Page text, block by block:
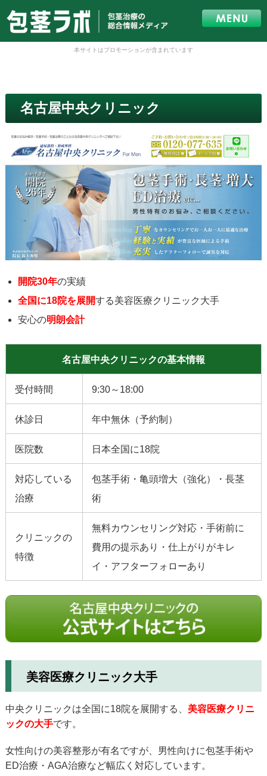
本サイトはプロモーションが含まれています
名古屋中央クリニック
開院30年の実績
全国に18院を展開する美容医療クリニック大手
安心の明朗会計
名古屋中央クリニックの基本情報
受付時間 9:30～18:00
休診日 年中無休（予約制）
医院数 日本全国に18院
対応している
治療
包茎手術・亀頭増大（強化）・長茎
術
クリニックの
特徴
無料カウンセリング対応・手術前に
費用の提示あり・仕上がりがキレ
イ・アフターフォローあり
美容医療クリニック大手
中央クリニックは全国に18院を展開する、 美容医療クリニ
ックの大手です。
女性向けの美容整形が有名ですが、男性向けに包茎手術や
ED治療・AGA治療など幅広く対応しています。